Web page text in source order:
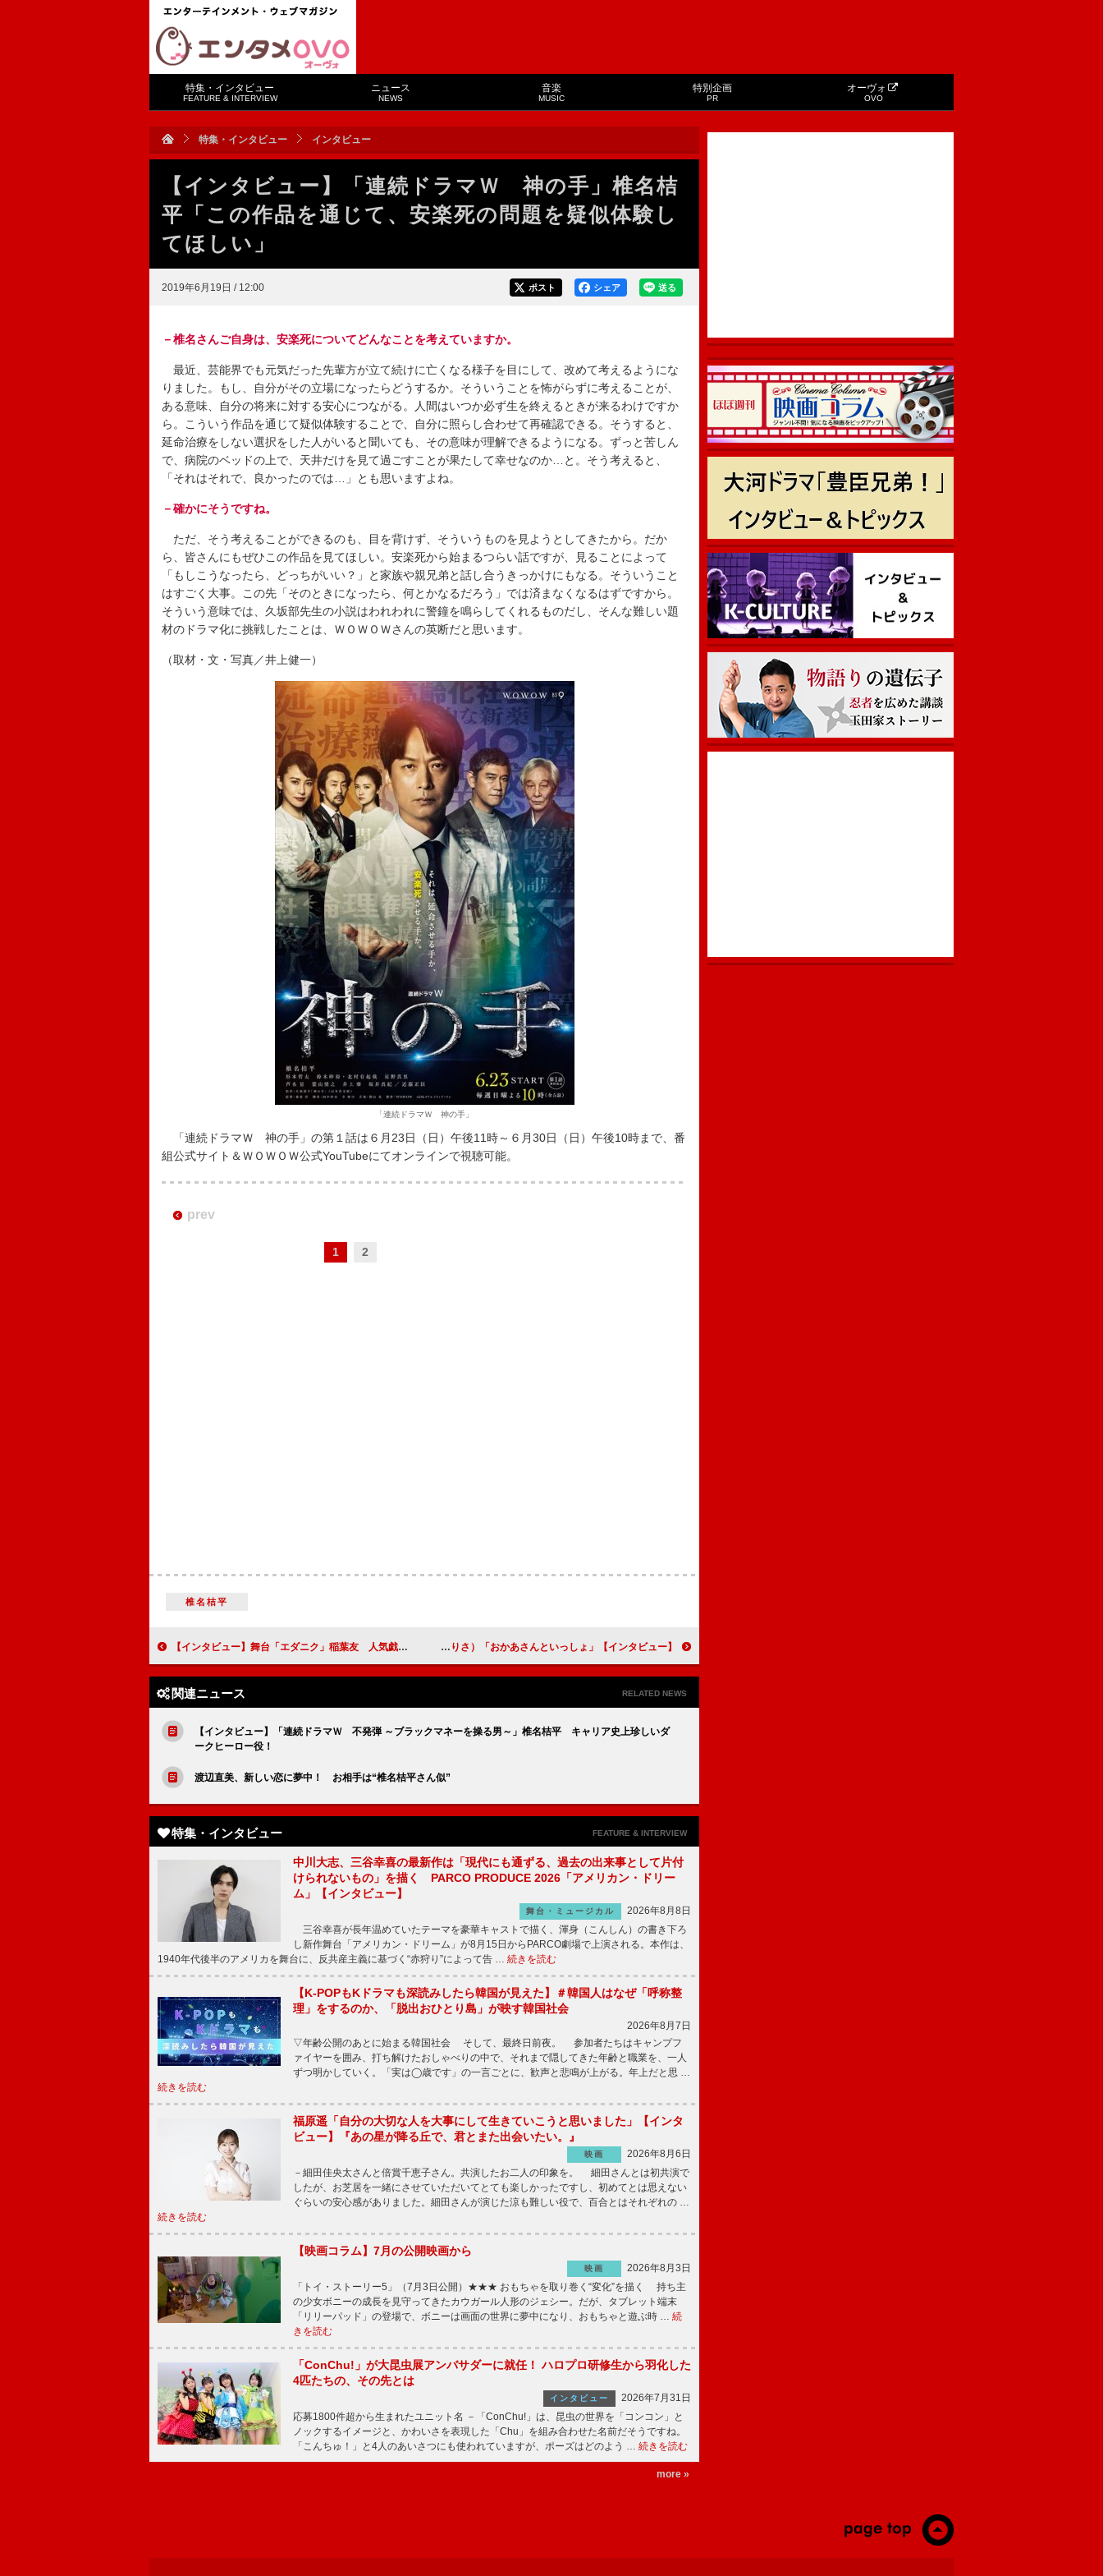
特集・インタビュー
FEATURE & INTERVIEW
ニュース
NEWS
音楽
MUSIC
特別企画
PR
オーヴォ
OVO
特集・インタビュー インタビュー
【インタビュー】「連続ドラマＷ 神の手」椎名桔
平「この作品を通じて、安楽死の問題を疑似体験し
てほしい」
2019年6月19日 / 12:00 送る
シェア
ポスト
－椎名さんご自身は、安楽死についてどんなことを考えていますか。
最近、芸能界でも元気だった先輩方が立て続けに亡くなる様子を目にして、改めて考えるようにな
りました。もし、自分がその立場になったらどうするか。そういうことを怖がらずに考えることが、
ある意味、自分の将来に対する安心につながる。人間はいつか必ず生を終えるときが来るわけですか
ら。こういう作品を通じて疑似体験することで、自分に照らし合わせて再確認できる。そうすると、
延命治療をしない選択をした人がいると聞いても、その意味が理解できるようになる。ずっと苦しん
で、病院のベッドの上で、天井だけを見て過ごすことが果たして幸せなのか…と。そう考えると、
「それはそれで、良かったのでは…」とも思いますよね。
－確かにそうですね。
ただ、そう考えることができるのも、目を背けず、そういうものを見ようとしてきたから。だか
ら、皆さんにもぜひこの作品を見てほしい。安楽死から始まるつらい話ですが、見ることによって
「もしこうなったら、どっちがいい？」と家族や親兄弟と話し合うきっかけにもなる。そういうこと
はすごく大事。この先「そのときになったら、何とかなるだろう」では済まなくなるはずですから。
そういう意味では、久坂部先生の小説はわれわれに警鐘を鳴らしてくれるものだし、そんな難しい題
材のドラマ化に挑戦したことは、ＷＯＷＯＷさんの英断だと思います。
（取材・文・写真／井上健一）
「連続ドラマＷ 神の手」
「連続ドラマＷ 神の手」の第１話は６月23日（日）午後11時～６月30日（日）午後10時まで、番
組公式サイト＆ＷＯＷＯＷ公式YouTubeにてオンラインで視聴可能。
prev
1 2
椎名桔平
【インタビュー】舞台「エダニク」稲葉友 人気戯曲に「出せるものは全部出して挑む」 【インタビュー】「おかあさんといっしょ」卒業インタビュー「“子ども”ではなく初めて出会った人とどう楽しむか」（小林よしひさ）、「子どもたちと一緒に遊べた７年間、幸せだった」（上原りさ）
関連ニュース RELATED NEWS
【インタビュー】「連続ドラマＷ 不発弾 ～ブラックマネーを操る男～」椎名桔平 キャリア史上珍しいダ
ークヒーロー役！
渡辺直美、新しい恋に夢中！ お相手は“椎名桔平さん似”
特集・インタビュー FEATURE & INTERVIEW
中川大志、三谷幸喜の最新作は「現代にも通ずる、過去の出来事として片付
けられないもの」を描く PARCO PRODUCE 2026「アメリカン・ドリー
ム」【インタビュー】
舞台・ミュージカル
2026年8月8日
三谷幸喜が長年温めていたテーマを豪華キャストで描く、渾身（こんしん）の書き下ろ
し新作舞台「アメリカン・ドリーム」が8月15日からPARCO劇場で上演される。本作は、
1940年代後半のアメリカを舞台に、反共産主義に基づく“赤狩り”によって告 … 続きを読む
【K-POPもKドラマも深読みしたら韓国が見えた】＃韓国人はなぜ「呼称整
理」をするのか、「脱出おひとり島」が映す韓国社会
2026年8月7日
▽年齢公開のあとに始まる韓国社会 そして、最終日前夜。 参加者たちはキャンプフ
ァイヤーを囲み、打ち解けたおしゃべりの中で、それまで隠してきた年齢と職業を、一人
ずつ明かしていく。「実は◯歳です」の一言ごとに、歓声と悲鳴が上がる。年上だと思 …
続きを読む
福原遥「自分の大切な人を大事にして生きていこうと思いました」【インタ
ビュー】『あの星が降る丘で、君とまた出会いたい。』
映画
2026年8月6日
－細田佳央太さんと倍賞千恵子さん。共演したお二人の印象を。 細田さんとは初共演で
したが、お芝居を一緒にさせていただいてとても楽しかったですし、初めてとは思えない
ぐらいの安心感がありました。細田さんが演じた涼も難しい役で、百合とはそれぞれの …
続きを読む
【映画コラム】7月の公開映画から
映画
2026年8月3日
「トイ・ストーリー5」（7月3日公開）★★★ おもちゃを取り巻く“変化”を描く 持ち主
の少女ボニーの成長を見守ってきたカウガール人形のジェシー。だが、タブレット端末
「リリーパッド」の登場で、ボニーは画面の世界に夢中になり、おもちゃと遊ぶ時 … 続
きを読む
「ConChu!」が大昆虫展アンバサダーに就任！ ハロプロ研修生から羽化した
4匹たちの、その先とは
インタビュー
2026年7月31日
応募1800件超から生まれたユニット名 －「ConChu!」は、昆虫の世界を「コンコン」と
ノックするイメージと、かわいさを表現した「Chu」を組み合わせた名前だそうですね。
「こんちゅ！」と4人のあいさつにも使われていますが、ポーズはどのよう … 続きを読む
more »